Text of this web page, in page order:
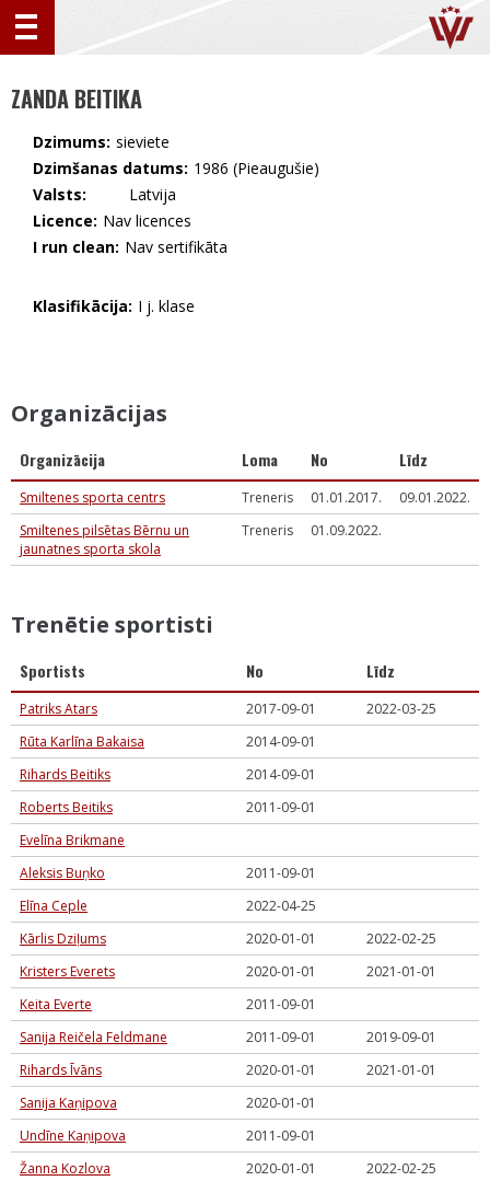
ZANDA BEITIKA
Dzimums: sieviete
Dzimšanas datums: 1986 (Pieaugušie)
Valsts:
🇱🇻 Latvija
Licence: Nav licences
I run clean: Nav sertifikāta
Klasifikācija: I j. klase
Organizācijas
Organizācija Loma No Līdz
Smiltenes sporta centrs Treneris 01.01.2017.
09.01.2022.
Smiltenes pilsētas Bērnu un
jaunatnes sporta skola
Treneris 01.09.2022.
Trenētie sportisti
Sportists No Līdz
Patriks Atars 2017-09-01
2022-03-25
Rūta Karlīna Bakaisa
2014-09-01
Rihards Beitiks
2014-09-01
Roberts Beitiks
2011-09-01
Evelīna Brikmane
Aleksis Buņko
2011-09-01
Elīna Ceple
2022-04-25
Kārlis Dziļums
2020-01-01
2022-02-25
Kristers Everets
2020-01-01
2021-01-01
Keita Everte
2011-09-01
Sanija Reičela Feldmane
2011-09-01
2019-09-01
Rihards Īvāns
2020-01-01
2021-01-01
Sanija Kaņipova
2020-01-01
Undīne Kaņipova
2011-09-01
Žanna Kozlova
2020-01-01
2022-02-25